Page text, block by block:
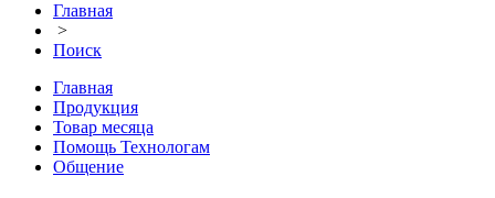
Главная
>
Поиск
Главная
Продукция
Товар месяца
Помощь Технологам
Общение